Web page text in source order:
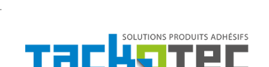
.